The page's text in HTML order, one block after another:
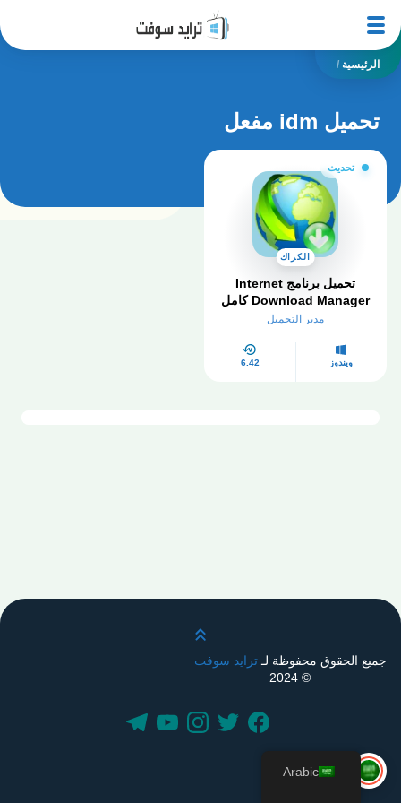
الرئيسية /
تحميل idm مفعل
تحديث
الكراك
تحميل برنامج Internet
Download Manager كامل
بالكراك والسيريال مجانا
مدير التحميل
ويندوز 6.42
قم بالتمرير لأعلى
جميع الحقوق محفوظة لـترايد سوفت
© 2024
Arabic